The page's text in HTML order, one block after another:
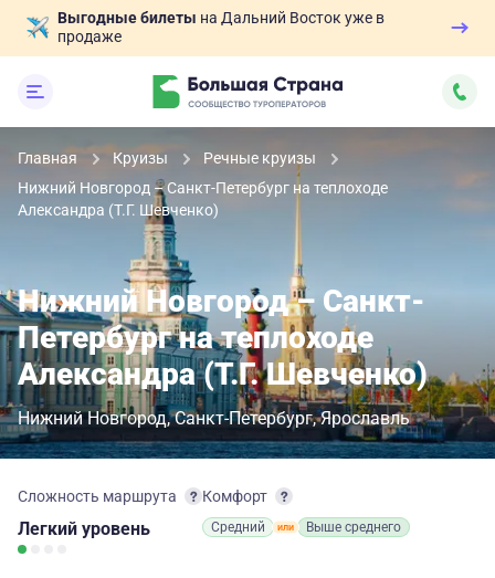
Выгодные билеты на Дальний Восток уже в
продаже
Главная Круизы
Речные круизы
Нижний Новгород – Санкт-Петербург на теплоходе
Александра (Т.Г. Шевченко)
Нижний Новгород – Санкт-
Петербург на теплоходе
Александра (Т.Г. Шевченко)
Нижний Новгород Санкт-Петербург Ярославль
Сложность маршрута
Легкий уровень
Комфорт
Средний Выше среднего